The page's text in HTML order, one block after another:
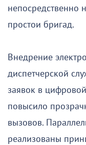
непосредственно
простои бригад.
Внедрение
диспетчерской
заявок в
повысило
вызовов.
реализованы